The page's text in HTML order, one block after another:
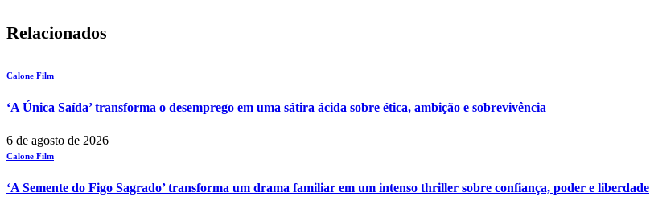
Relacionados
Calone Film
‘A Única Saída’ transforma o desemprego em uma sátira ácida sobre ética, ambição e sobrevivência
6 de agosto de 2026
Calone Film
‘A Semente do Figo Sagrado’ transforma um drama familiar em um intenso thriller sobre confiança, poder e liberdade